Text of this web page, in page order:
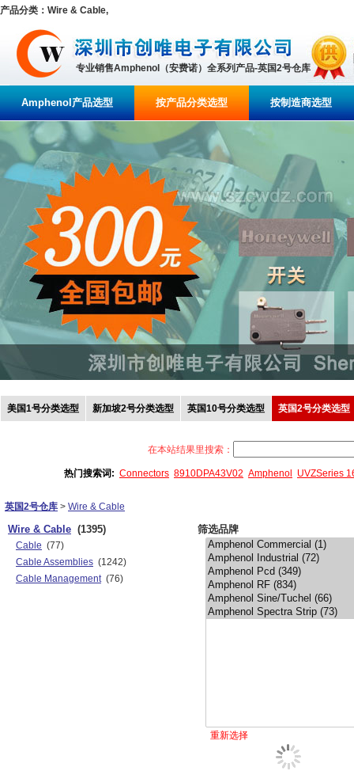
产品分类：Wire & Cable,
专业销售Amphenol（安费诺）全系列产品-英国2号仓库
Amphenol产品选型 按产品分类选型 按制造商选型
美国1号分类选型 新加坡2号分类选型 英国10号分类选型 英国2号分类选型
在本站结果里搜索：
热门搜索词: Connectors 8910DPA43V02 Amphenol UVZSeries
英国2号仓库 > Wire & Cable
Wire & Cable (1395)
Cable (77)
Cable Assemblies (1242)
Cable Management (76)
筛选品牌
重新选择